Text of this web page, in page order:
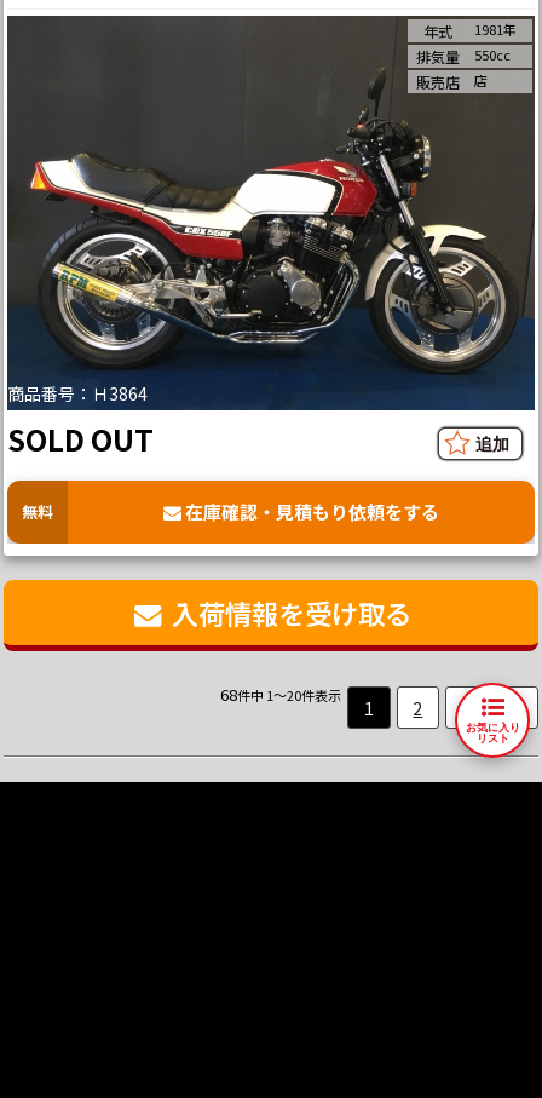
商品番号：Ｈ3864
年式 1981年
排気量 550cc
販売店 店
SOLD OUT
無料 在庫確認・見積もり依頼をする
入荷情報を受け取る
68件中 1～20件表示
1 2 3 4
お気に入り
リスト